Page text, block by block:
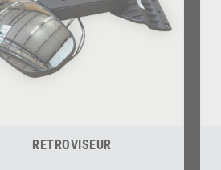
RETROVISEUR